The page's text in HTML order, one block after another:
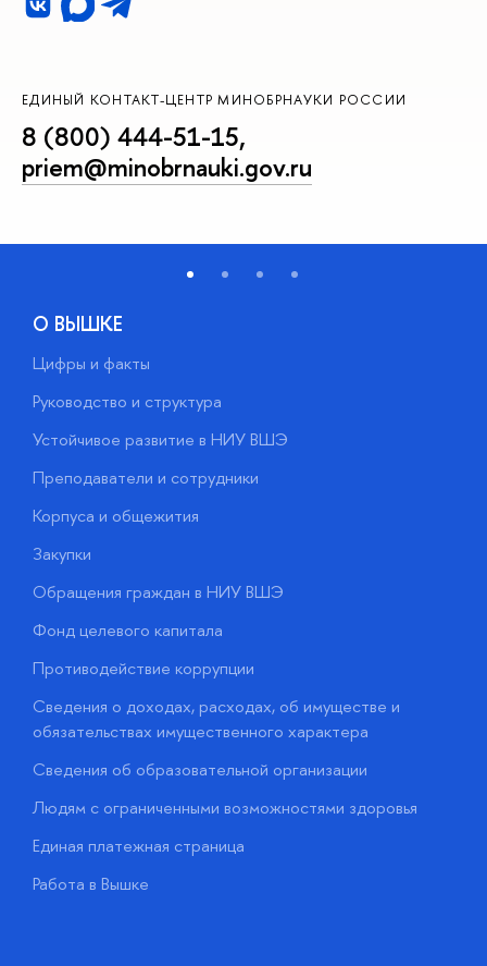
ЕДИНЫЙ КОНТАКТ-ЦЕНТР МИНОБРНАУКИ РОССИИ
8 (800) 444-51-15,
priem@minobrnauki.gov.ru
О ВЫШКЕ
Цифры и факты
Руководство и структура
Устойчивое развитие в НИУ ВШЭ
Преподаватели и сотрудники
Корпуса и общежития
Закупки
Обращения граждан в НИУ ВШЭ
Фонд целевого капитала
Противодействие коррупции
Сведения о доходах, расходах, об имуществе и
обязательствах имущественного характера
Сведения об образовательной организации
Людям с ограниченными возможностями здоровья
Единая платежная страница
Работа в Вышке